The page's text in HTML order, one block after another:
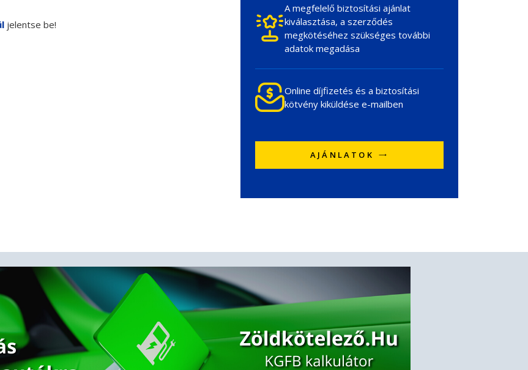
jelentse be!
A megfelelő biztosítási ajánlat
kiválasztása, a szerződés
megkötéséhez szükséges további
adatok megadása
Online díjfizetés és a biztosítási
kötvény kiküldése e-mailben
AJÁNLATOK